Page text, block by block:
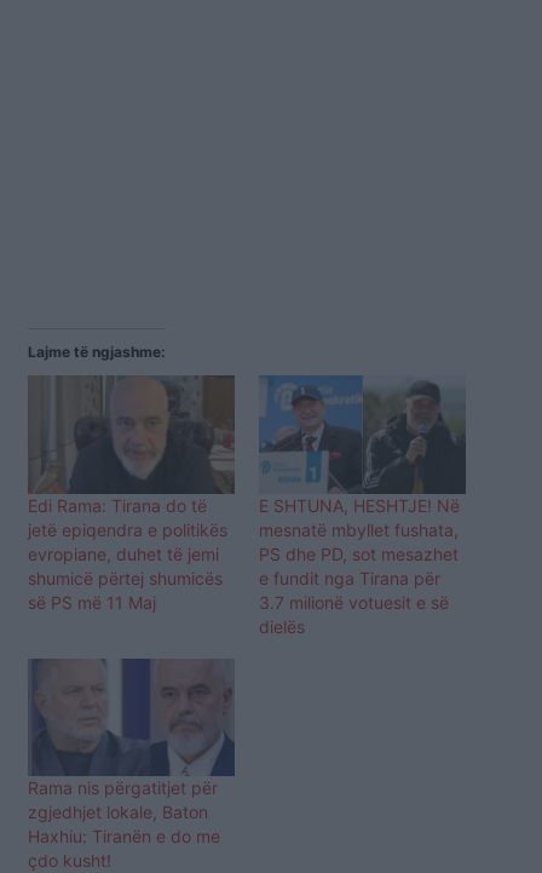
Lajme të ngjashme:
Edi Rama: Tirana do të
jetë epiqendra e politikës
evropiane, duhet të jemi
shumicë përtej shumicës
së PS më 11 Maj
E SHTUNA, HESHTJE! Në
mesnatë mbyllet fushata,
PS dhe PD, sot mesazhet
e fundit nga Tirana për
3.7 milionë votuesit e së
dielës
Rama nis përgatitjet për
zgjedhjet lokale, Baton
Haxhiu: Tiranën e do me
çdo kusht!